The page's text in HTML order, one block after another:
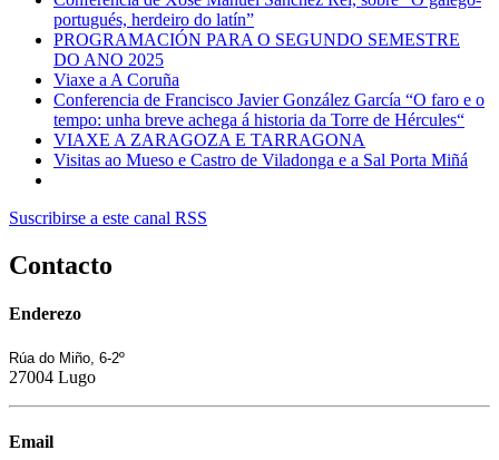
portugués, herdeiro do latín”
PROGRAMACIÓN PARA O SEGUNDO SEMESTRE
DO ANO 2025
Viaxe a A Coruña
Conferencia de Francisco Javier González García “O faro e o
tempo: unha breve achega á historia da Torre de Hércules“
VIAXE A ZARAGOZA E TARRAGONA
Visitas ao Mueso e Castro de Viladonga e a Sal Porta Miñá
Suscribirse a este canal RSS
Contacto
Enderezo
Rúa do Miño, 6-2º
27004 Lugo
Email